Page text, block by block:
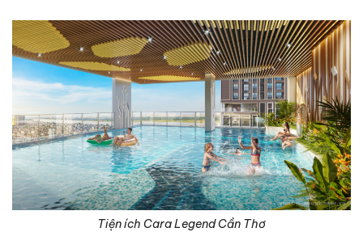
Tiện ích Cara Legend Cần Thơ